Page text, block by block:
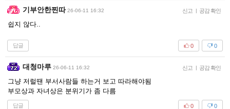
기부안한찐따 26-06-11 16:32 신고 공감 확인
쉽지 않다..
답글 0
0
대청마루 26-06-11 16:32 신고 공감 확인
그냥 저럴땐 부서사람들 하는거 보고 따라해야됨
부모상과 자녀상은 분위기가 좀 다름
답글 0
0